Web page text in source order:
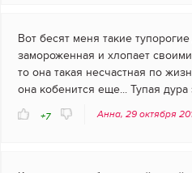
Вот бесят меня такие
замороженная и хлопает
то она такая несчастная по
она кобенится еще... Тупая дура
+7 Анна, 29 октября